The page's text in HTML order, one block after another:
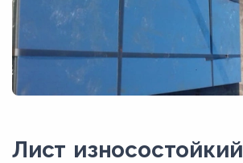
Лист износостойкий